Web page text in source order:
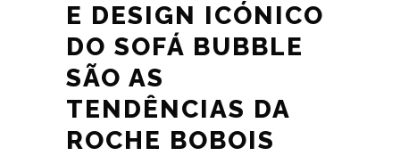
E DESIGN ICÓNICO
DO SOFÁ BUBBLE
SÃO AS
TENDÊNCIAS DA
ROCHE BOBOIS